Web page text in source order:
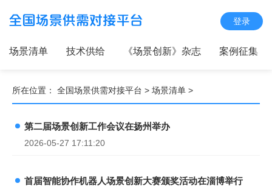
登录
场景清单 技术供给 《场景创新》杂志 案例征集
所在位置： 全国场景供需对接平台 > 场景清单 >
第二届场景创新工作会议在扬州举办
2026-05-27 17:11:20
首届智能协作机器人场景创新大赛颁奖活动在淄博举行